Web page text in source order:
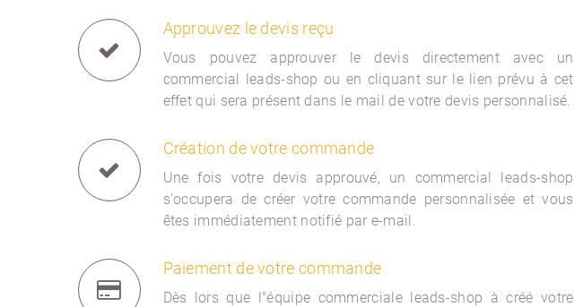
Approuvez le devis reçu
Vous pouvez approuver le devis directement avec un
commercial leads-shop ou en cliquant sur le lien prévu à cet
effet qui sera présent dans le mail de votre devis personnalisé.
Création de votre commande
Une fois votre devis approuvé, un commercial leads-shop
s'occupera de créer votre commande personnalisée et vous
êtes immédiatement notifié par e-mail.
Paiement de votre commande
Dès lors que l"équipe commerciale leads-shop à créé votre